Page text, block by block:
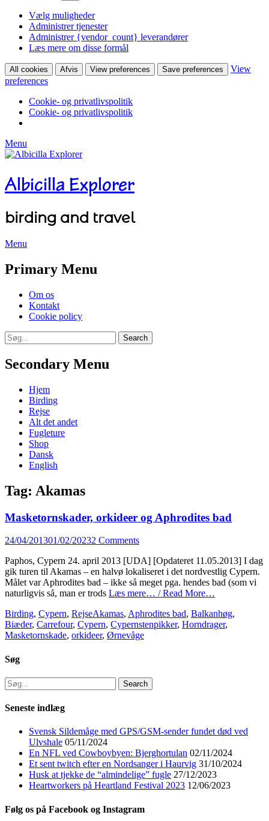
Vælg muligheder
Administrer tjenester
Administrer {vendor_count} leverandører
Læs mere om disse formål
All cookies Afvis View preferences Save preferences
View
preferences
Cookie- og privatlivspolitik
Cookie- og privatlivspolitik
Menu
Albicilla Explorer
birding and travel
Menu
Primary Menu
Skip
content
Om os
Kontakt
Cookie policy
Search
Search
for:
Secondary Menu
Skip
content
Hjem
Birding
Rejse
Alt det andet
Fugleture
Shop
Dansk
English
Tag: Akamas
Masketornskader, orkideer og Aphrodites bad
Posted
24/04/201301/02/20232 Comments
Paphos, Cypern 24. april 2013 [UDA] [Opdateret 11.05.2013] I dag
gik turen til Akamas – en halvø lokaliseret i det nordvestlig Cypern.
Målet var Aphrodites bad – ikke så meget pga. hendes bad (som vi
naturligvis så, man er trods Læs mere… / Read More…
Categories
Birding, Cypern, RejseTags
Akamas, Aphrodites bad, Balkanhøg,
Biæder, Carrefour, Cypern, Cypernstenpikker, Horndrager,
Masketornskade, orkideer, Ørnevåge
Søg
Search
for:
Seneste indlæg
Svensk Sildemåge med GPS/GSM-sender fundet død ved
Ulvshale 05/11/2024
En NFL ved Cowboybyen: Bjerghortulan 02/11/2024
Et sent twitch efter en Nordsanger i Haurvig 31/10/2024
Husk at tjekke de “almindelige” fugle 27/12/2023
Heartworkers på Heartland Festival 2023 12/06/2023
Følg os på Facebook og Instagram